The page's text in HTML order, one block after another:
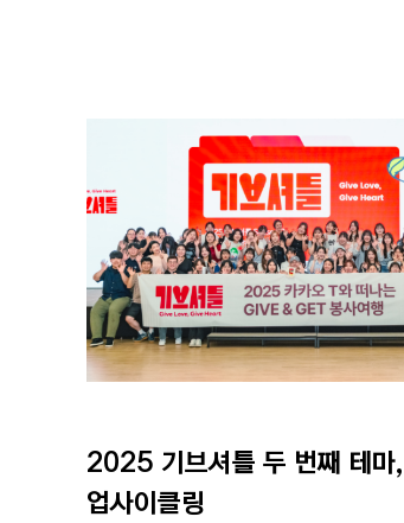
2025 기브셔틀 두 번째 테마,
업사이클링